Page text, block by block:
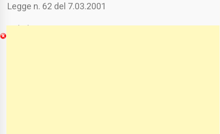
Legge n. 62 del 7.03.2001
Chi Siamo